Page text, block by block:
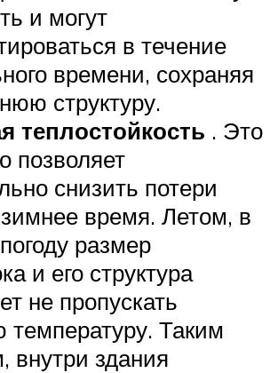
и могут
в течение
времени, сохраняя
структуру.
теплостойкость . Это
позволяет
снизить потери
время. Летом, в
размер
и его структура
не пропускать
температуру. Таким
внутри здания